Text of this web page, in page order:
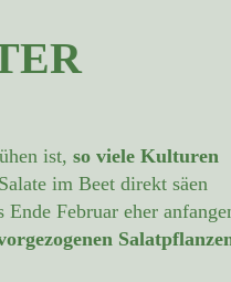
ist, so viele Kulturen
im Beet direkt säen
Februar eher